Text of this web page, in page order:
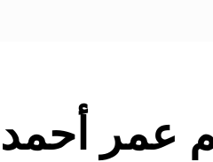
عمر أحمد